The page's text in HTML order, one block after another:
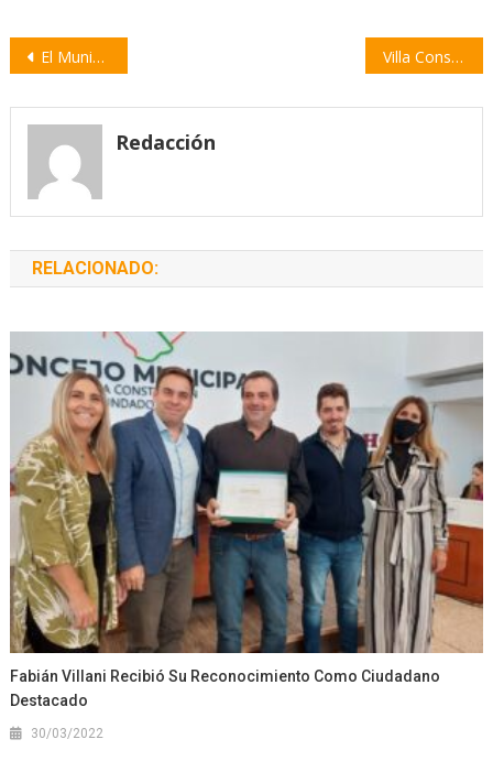
Navegación
entradas
El Municipio explica las razones detrás de la baja ejecución de obras en 2024 Villa Constitución conmemoró el Día del Inmigrante con un acto emotivo
Redacción
RELACIONADO:
Fabián Villani Recibió Su Reconocimiento Como Ciudadano
Destacado
30/03/2022